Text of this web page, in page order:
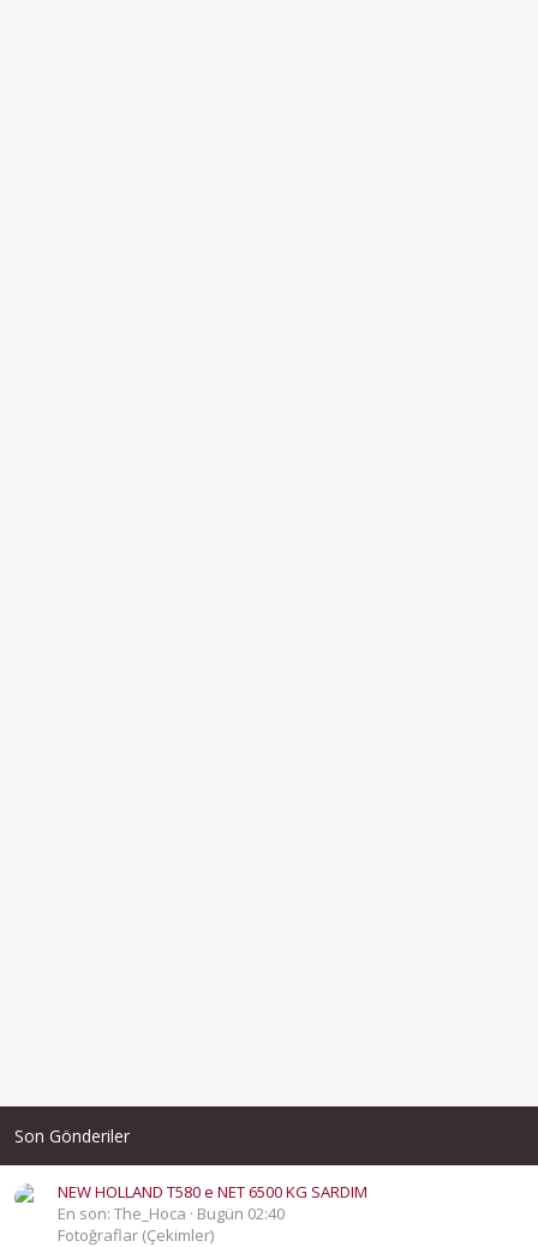
Son Gönderiler
NEW HOLLAND T580 e NET 6500 KG SARDIM
En son: The_Hoca
Bugün 02:40
Fotoğraflar (Çekimler)